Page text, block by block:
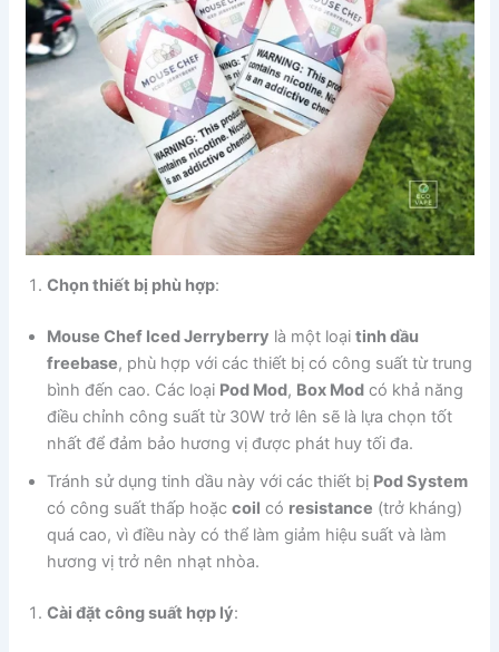
Chọn thiết bị phù hợp:
Mouse Chef Iced Jerryberry là một loạitinh dầu
freebase, phù hợp với các thiết bị có công suất từ trung
bình đến cao. Các loại Pod Mod, Box Mod có khả năng
điều chỉnh công suất từ 30W trở lên sẽ là lựa chọn tốt
nhất để đảm bảo hương vị được phát huy tối đa.
Tránh sử dụng tinh dầu này với các thiết bị Pod System
có công suất thấp hoặccoil có resistance (trở kháng)
quá cao, vì điều này có thể làm giảm hiệu suất và làm
hương vị trở nên nhạt nhòa.
Cài đặt công suất hợp lý: